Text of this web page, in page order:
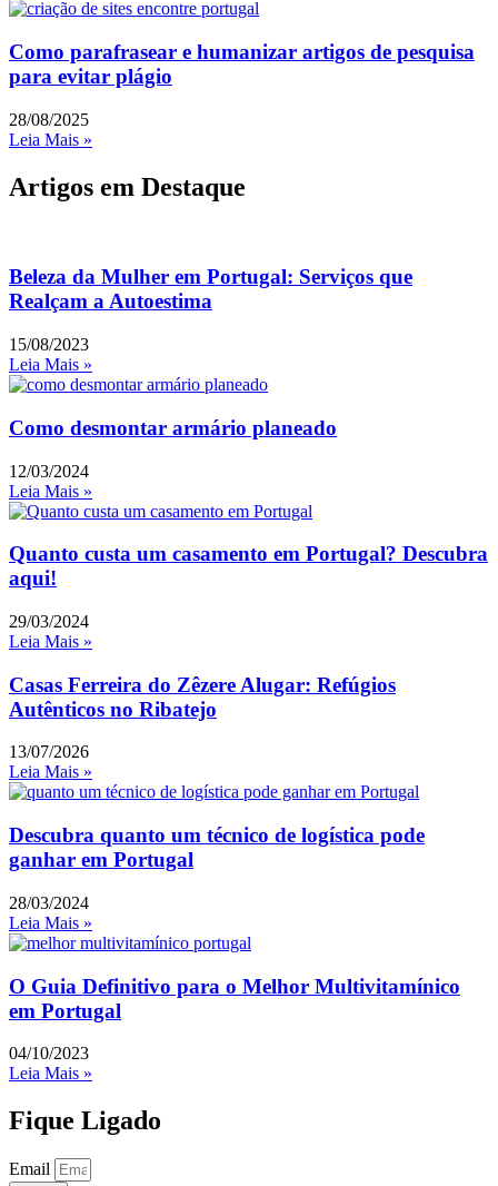
Como parafrasear e humanizar artigos de pesquisa
para evitar plágio
28/08/2025
Leia Mais »
Artigos em Destaque
Beleza da Mulher em Portugal: Serviços que
Realçam a Autoestima
15/08/2023
Leia Mais »
Como desmontar armário planeado
12/03/2024
Leia Mais »
Quanto custa um casamento em Portugal? Descubra
aqui!
29/03/2024
Leia Mais »
Casas Ferreira do Zêzere Alugar: Refúgios
Autênticos no Ribatejo
13/07/2026
Leia Mais »
Descubra quanto um técnico de logística pode
ganhar em Portugal
28/03/2024
Leia Mais »
O Guia Definitivo para o Melhor Multivitamínico
em Portugal
04/10/2023
Leia Mais »
Fique Ligado
Email